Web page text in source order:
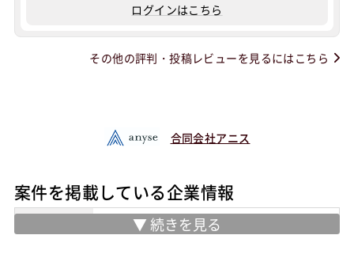
ログインはこちら
その他の評判・投稿レビューを見るにはこちら
合同会社アニス
案件を掲載している企業情報
■技術者支援サービス(SES)